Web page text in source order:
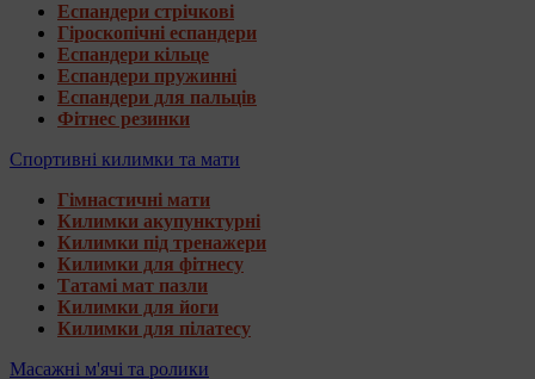
Еспандери стрічкові
Гіроскопічні еспандери
Еспандери кільце
Еспандери пружинні
Еспандери для пальців
Фітнес резинки
Спортивні килимки та мати
Гімнастичні мати
Килимки акупунктурні
Килимки під тренажери
Килимки для фітнесу
Татамі мат пазли
Килимки для йоги
Килимки для пілатесу
Масажні м'ячі та ролики